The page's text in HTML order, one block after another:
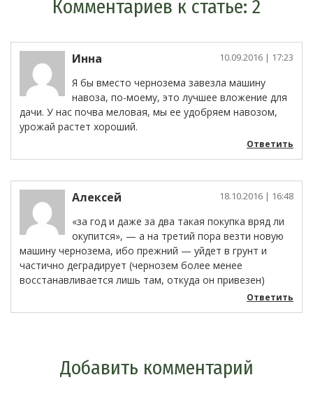
Комментариев к статье: 2
Инна 10.09.2016 | 17:23
Я бы вместо чернозема завезла машину
навоза, по-моему, это лучшее вложение для
дачи. У нас почва меловая, мы ее удобряем навозом,
урожай растет хороший.
Ответить
Алексей 18.10.2016 | 16:48
«за год и даже за два такая покупка вряд ли
окупится», — а на третий пора везти новую
машину чернозема, ибо прежний — уйдет в грунт и
частично деградирует (чернозем более менее
восстанавливается лишь там, откуда он привезен)
Ответить
Добавить комментарий